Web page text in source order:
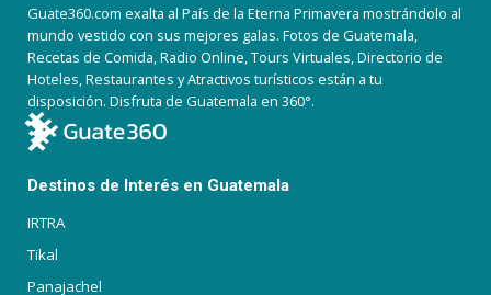
Guate360.com exalta al País de la Eterna Primavera mostrándolo al
mundo vestido con sus mejores galas. Fotos de Guatemala,
Recetas de Comida, Radio Online, Tours Virtuales, Directorio de
Hoteles, Restaurantes y Atractivos turísticos están a tu
disposición. Disfruta de Guatemala en 360°.
Destinos de Interés en Guatemala
IRTRA
Tikal
Panajachel